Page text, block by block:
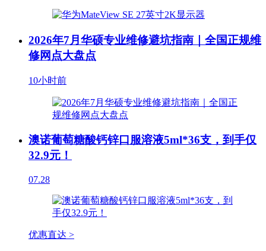
2026年7月华硕专业维修避坑指南｜全国正规维
修网点大盘点
10小时前
澳诺葡萄糖酸钙锌口服溶液5ml*36支，到手仅
32.9元！
07.28
优惠直达 >